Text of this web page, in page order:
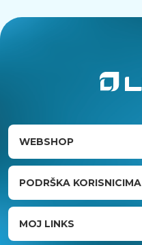
WEBSHOP
PODRŠKA KORISNICIMA
MOJ LINKS